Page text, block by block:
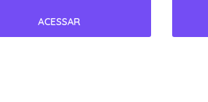
ACESSAR